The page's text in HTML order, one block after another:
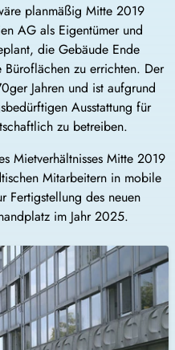
planmäßig Mitte 2019
AG als Eigentümer und
die Gebäude Ende
zu errichten. Der
Jahren und ist aufgrund
Ausstattung für
zu betreiben.
Mietverhältnisses Mitte 2019
Mitarbeitern in mobile
Fertigstellung des neuen
im Jahr 2025.